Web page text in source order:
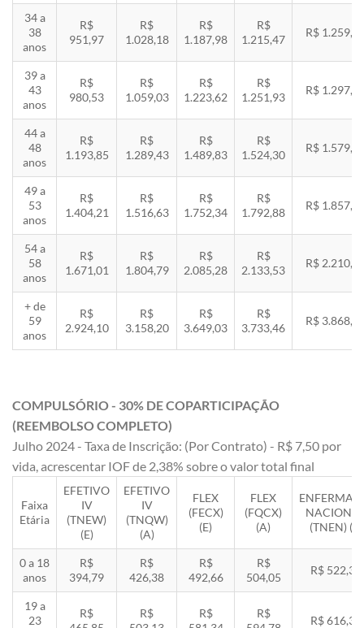
34 a
38
anos
R$
951,97
R$
1.028,18
R$
1.187,98
R$
1.215,47
R$
39 a
43
anos
R$
980,53
R$
1.059,03
R$
1.223,62
R$
1.251,93
R$
44 a
48
anos
R$
1.193,85
R$
1.289,43
R$
1.489,83
R$
1.524,30
R$
49 a
53
anos
R$
1.404,21
R$
1.516,63
R$
1.752,34
R$
1.792,88
R$
54 a
58
anos
R$
1.671,01
R$
1.804,79
R$
2.085,28
R$
2.133,53
R$
+ de
59
anos
R$
2.924,10
R$
3.158,20
R$
3.649,03
R$
3.733,46
R$
COMPULSÓRIO - 30% DE COPARTICIPAÇÃO
(REEMBOLSO COMPLETO)
Julho 2024 - Taxa de Inscrição: (Por Contrato) - R$ 7,50 por
vida, acrescentar IOF de 2,38% sobre o valor total final
Faixa
Etária
EFETIVO
IV
(TNEW)
(E)
EFETIVO
IV
(TNQW)
(A)
FLEX
(FECX)
(E)
FLEX
(FQCX)
(A)
(TNEN) (E)
0 a 18
anos
R$
394,79
R$
426,38
R$
492,66
R$
504,05
R$ 522,33
19 a
23
R$
R$
R$
R$
R$ 616,35